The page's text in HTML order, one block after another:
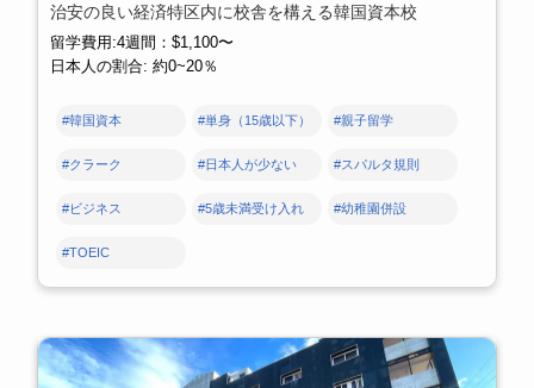
治安の良い経済特区内に校舎を構える韓国資本校
留学費用:4週間：$1,100〜
日本人の割合: 約0~20％
#韓国資本 #単身（15歳以下） #親子留学
#クラーク #日本人が少ない #スパルタ規則
#ビジネス #5歳未満受け入れ #幼稚園併設
#TOEIC